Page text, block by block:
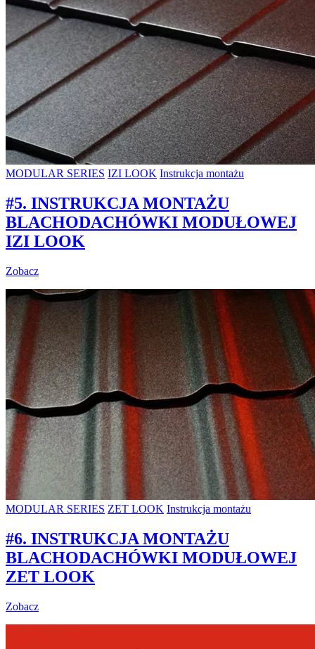
MODULAR SERIES IZI LOOK Instrukcja montażu
#5. INSTRUKCJA MONTAŻU
BLACHODACHÓWKI MODUŁOWEJ
IZI LOOK
Zobacz
MODULAR SERIES ZET LOOK Instrukcja montażu
#6. INSTRUKCJA MONTAŻU
BLACHODACHÓWKI MODUŁOWEJ
ZET LOOK
Zobacz